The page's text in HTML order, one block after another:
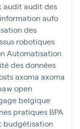
auditaudit des
aufo
des
robotiques
Automatisation
des données
axoma axoma
open
belgique
pratiques BPA
budgétisation